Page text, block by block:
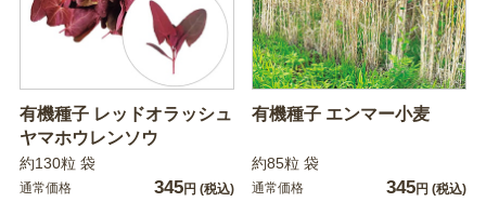
有機種子 レッドオラッシュ
ヤマホウレンソウ
約130粒 袋
通常価格 345円 (税込)
有機種子 エンマー小麦
約85粒 袋
通常価格 345円 (税込)